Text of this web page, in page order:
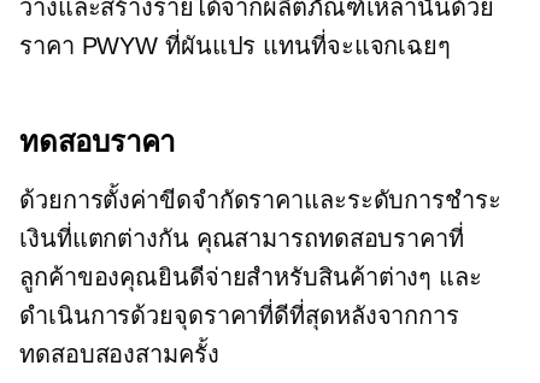
ว่างและสร้างรายได้จากผลิตภัณฑ์เหล่านั้นด้วย
ราคา PWYW ที่ผันแปร แทนที่จะแจกเฉยๆ
ทดสอบราคา
ด้วยการตั้งค่าขีดจำกัดราคาและระดับการชำระ
เงินที่แตกต่างกัน คุณสามารถทดสอบราคาที่
ลูกค้าของคุณยินดีจ่ายสำหรับสินค้าต่างๆ และ
ดำเนินการด้วยจุดราคาที่ดีที่สุดหลังจากการ
ทดสอบสองสามครั้ง